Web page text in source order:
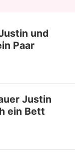
und
Paar
Justin
ein Bett